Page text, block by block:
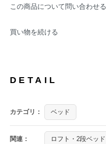
この商品について問い合わせる
買い物を続ける
DETAIL
カテゴリ： ベッド
関連： ロフト・2段ベッド